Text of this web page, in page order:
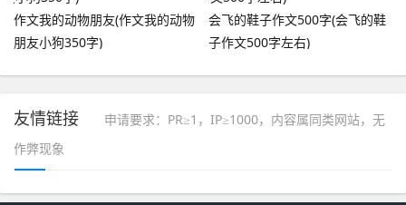
作文我的动物朋友(作文我的动物
朋友小狗350字)
会飞的鞋子作文500字(会飞的鞋
子作文500字左右)
友情链接
申请要求：PR≥1，IP≥1000，内容属同类网站，无
作弊现象